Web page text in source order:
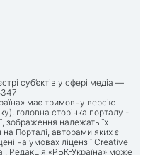
суб’єктів у сфері медіа —
має тримовну версію
головна сторінка порталу -
зображення належать їх
на Порталі, авторами яких є
на умовах ліцензії Creative
Редакція «РБК-Україна» може